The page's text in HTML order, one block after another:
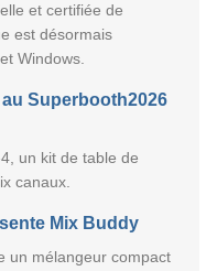
et certifiée de
est désormais
Windows.
Superbooth2026
un kit de table de
canaux.
Mix Buddy
un mélangeur compact